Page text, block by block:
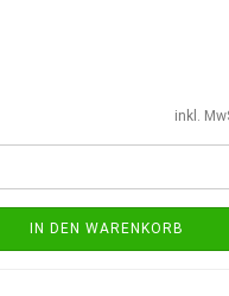
inkl.
IN DEN WARENKORB